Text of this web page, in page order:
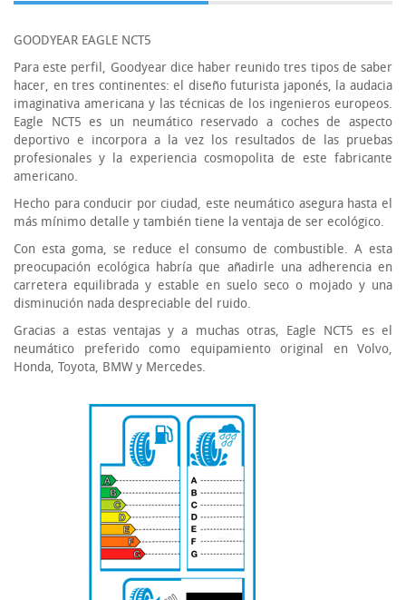
GOODYEAR EAGLE NCT5
Para este perfil, Goodyear dice haber reunido tres tipos de saber
hacer, en tres continentes: el diseño futurista japonés, la audacia
imaginativa americana y las técnicas de los ingenieros europeos.
Eagle NCT5 es un neumático reservado a coches de aspecto
deportivo e incorpora a la vez los resultados de las pruebas
profesionales y la experiencia cosmopolita de este fabricante
americano.
Hecho para conducir por ciudad, este neumático asegura hasta el
más mínimo detalle y también tiene la ventaja de ser ecológico.
Con esta goma, se reduce el consumo de combustible. A esta
preocupación ecológica habría que añadirle una adherencia en
carretera equilibrada y estable en suelo seco o mojado y una
disminución nada despreciable del ruido.
Gracias a estas ventajas y a muchas otras, Eagle NCT5 es el
neumático preferido como equipamiento original en Volvo,
Honda, Toyota, BMW y Mercedes.